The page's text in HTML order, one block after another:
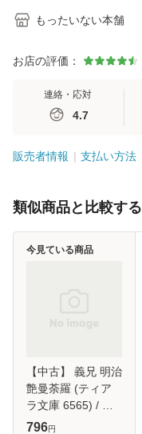
もったいない本舗
お店の評価：
連絡・応対
4.7
販売者情報 支払い方法
類似商品と比較する
【中古】 義兄 明治
艶曼荼羅 (ティア
ラ文庫 6565) / 丸
木文華 / プランタ
796円
今見ている商品